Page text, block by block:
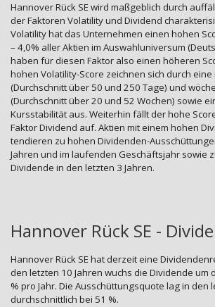
Hannover Rück SE wird maßgeblich durch
der Faktoren Volatility und Dividend
Volatility hat das Unternehmen einen hohen
– 4,0% aller Aktien im Auswahluniversum
haben für diesen Faktor also einen höheren
hohen Volatility-Score zeichnen sich durch
(Durchschnitt über 50 und 250 Tage) und
(Durchschnitt über 20 und 52 Wochen) sowie
Kursstabilität aus. Weiterhin fällt der hohe
Faktor Dividend auf. Aktien mit einem hohen
tendieren zu hohen Dividenden-
Jahren und im laufenden Geschäftsjahr sowie
Dividende in den letzten 3 Jahren.
Hannover Rück SE -
Hannover Rück SE hat derzeit eine
den letzten 10 Jahren wuchs die Dividende um
% pro Jahr. Die Ausschüttungsquote lag in den
durchschnittlich bei 51 %.